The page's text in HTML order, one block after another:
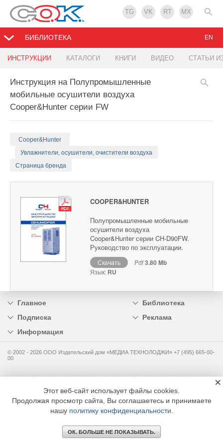
TG VK RT MX
БИБЛИОТЕКА
ИНСТРУКЦИИ КАТАЛОГИ КНИГИ ВИДЕО СТАТЬИ
EN
Инструкция на Полупромышленные
мобильные осушители воздуха
Cooper&Hunter серии FW
Cooper&Hunter
Увлажнители, осушители, очистители воздуха
Страница бренда
COOPER&HUNTER
Полупромышленные мобильные
осушители воздуха
Cooper&Hunter серии CH-D90FW.
Руководство по эксплуатации.
Скачать Pdf3.80 Mb
Язык: RU
Главное
Библиотека
Подписка
Реклама
Информация
© 2002 - 2026 OOO Издательский дом «МЕДИА ТЕХНОЛОДЖИ» +7 (495) 665-00-
00
Этот веб-сайт использует файлы cookies.
Продолжая просмотр сайта, Вы соглашаетесь и принимаете
нашу политику конфиденциальности
ОК. БОЛЬШЕ НЕ ПОКАЗЫВАТЬ.
×